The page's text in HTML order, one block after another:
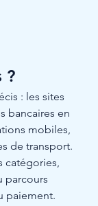
?
: les sites
bancaires en
mobiles,
de transport.
catégories,
parcours
paiement.